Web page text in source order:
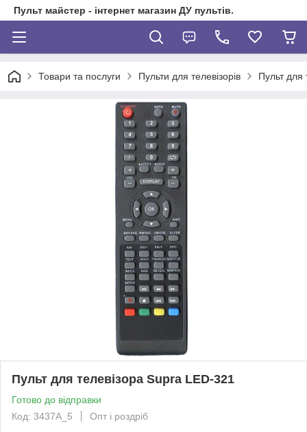
Пульт майстер - інтернет магазин ДУ пультів.
Товари та послуги Пульти для телевізорів Пульт для
Пульт для телевізора Supra LED-321
Готово до відправки
Код: 3437A_5
Опт і роздріб